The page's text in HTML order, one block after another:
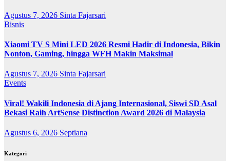
Agustus 7, 2026 Sinta Fajarsari
Bisnis
Xiaomi TV S Mini LED 2026 Resmi Hadir di Indonesia, Bikin
Nonton, Gaming, hingga WFH Makin Maksimal
Agustus 7, 2026 Sinta Fajarsari
Events
Viral! Wakili Indonesia di Ajang Internasional, Siswi SD Asal
Bekasi Raih ArtSense Distinction Award 2026 di Malaysia
Agustus 6, 2026 Septiana
Kategori